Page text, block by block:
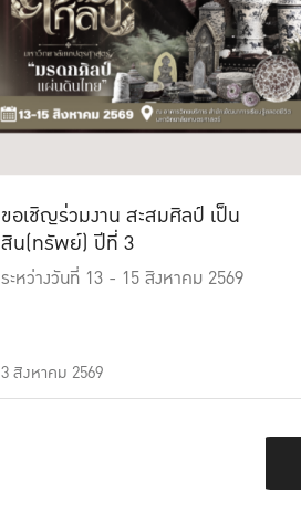
ขอเชิญร่วมงาน สะสมศิลป์ เป็น
สิน(ทรัพย์) ปีที่ 3
ระหว่างวันที่ 13 - 15 สิงหาคม 2569
3 สิงหาคม 2569